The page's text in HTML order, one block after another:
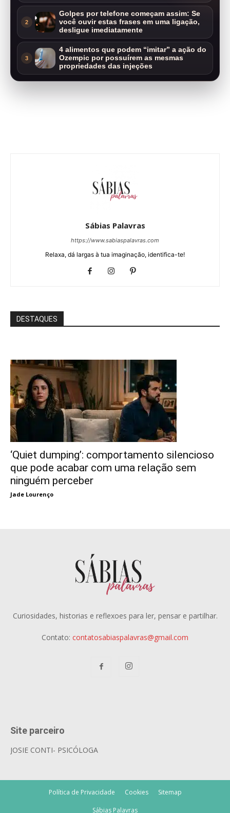
2
Golpes por telefone começam assim: Se
você ouvir estas frases em uma ligação,
desligue imediatamente
3
4 alimentos que podem “imitar” a ação do
Ozempic por possuírem as mesmas
propriedades das injeções
Sábias Palavras
https://www.sabiaspalavras.com
Relaxa, dá largas à tua imaginação, identifica-te!
DESTAQUES
‘Quiet dumping’: comportamento silencioso
que pode acabar com uma relação sem
ninguém perceber
Jade Lourenço
Curiosidades, historias e reflexoes para ler, pensar e partilhar.
Contato: contatosabiaspalavras@gmail.com
Site parceiro
JOSIE CONTI- PSICÓLOGA
Política de Privacidade Cookies Sitemap
Sábias Palavras